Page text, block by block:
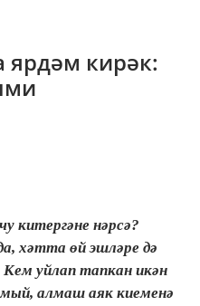
ярдәм кирәк:
китергәне нәрсә?
хәтта өй эшләре дә
уйлап тапкан икән
алмаш аяк киеменә